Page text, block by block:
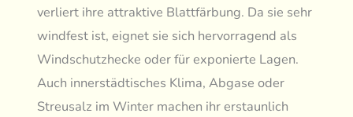
verliert ihre attraktive Blattfärbung. Da sie sehr
windfest ist, eignet sie sich hervorragend als
Windschutzhecke oder für exponierte Lagen.
Auch innerstädtisches Klima, Abgase oder
Streusalz im Winter machen ihr erstaunlich